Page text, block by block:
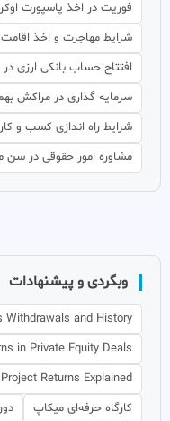
فوریت در اخذ پاسپورت
شرایط مهاجرت و اخذ اقامت
افتتاح حساب بانکی ارزی
سرمایه گذاری در مراکش
شرایط راه اندازی کسب و
مشاوره امور حقوقی در سن
وبگردی و پیشنهادات
Withdrawals and History
in Private Equity Deals
Returns Explained
کارگاه حرفه‌ای میکاپ